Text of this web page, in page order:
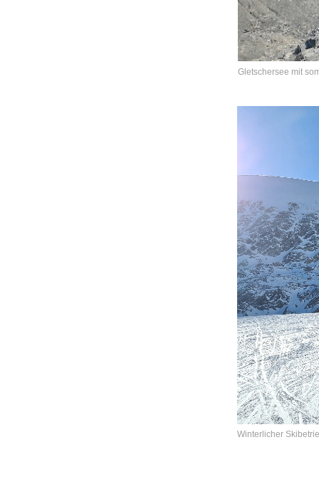
Gletschersee mit
Winterlicher